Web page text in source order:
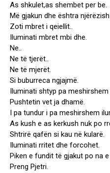
As shkulet,as shembet per be.
Më gjakun dhe ështra
Zoti mbret i qeiellit..
Iluminati mbret mbi dhe.
Ne..
Ne të tjerët..
Ne të mjerët.
Si buburreca ngjajmë.
Iluminati shtyp pa
Pushtetin vet ja dhamë.
I pa tundur i pa meshirshem
As kush e as kerkush nuk po
Shtrirë qafën si kau në kularë.
Iluminati rritet dhe forcohet.
Piken e fundit të gjakut po na
Preng Pjetri.